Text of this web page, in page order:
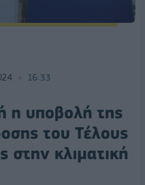
16:33
η υποβολή της
του Τέλους
στην κλιματική